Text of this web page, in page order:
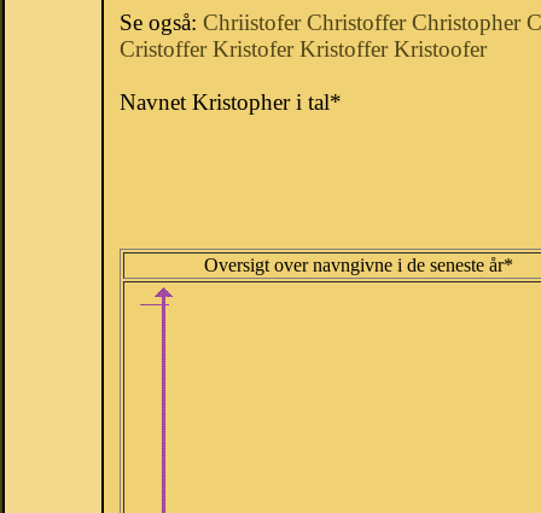
Se også: Chriistofer Christoffer Christopher
Cristoffer Kristofer Kristoffer Kristoofer
Navnet Kristopher i tal*
Oversigt over navngivne i de seneste år*